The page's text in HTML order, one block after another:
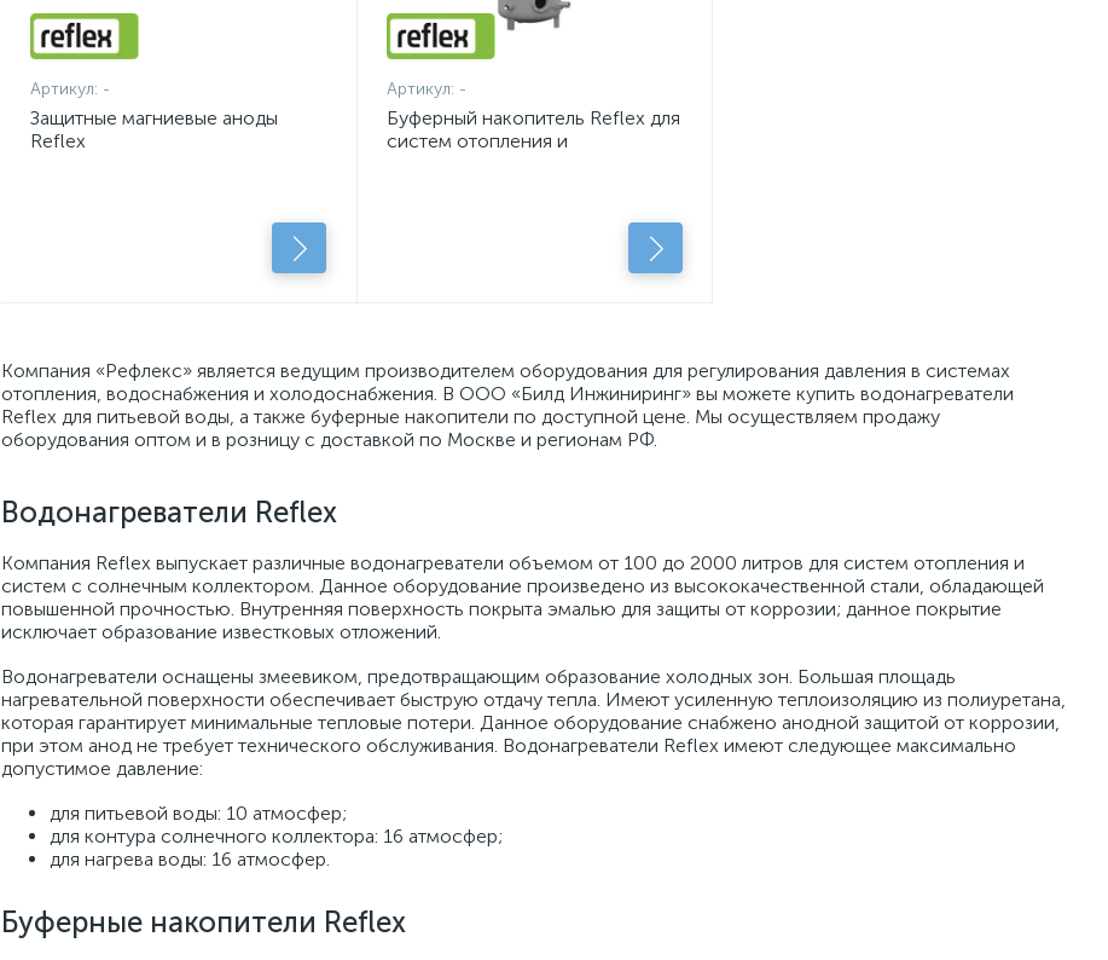
Артикул: -
Защитные магниевые аноды
Reflex
Артикул: -
Буферный накопитель Reflex для
систем отопления и
Компания «Рефлекс» является ведущим производителем оборудования для регулирования давления в системах
отопления, водоснабжения и холодоснабжения. В ООО «Билд Инжиниринг» вы можете купить водонагреватели
Reflex для питьевой воды, а также буферные накопители по доступной цене. Мы осуществляем продажу
оборудования оптом и в розницу с доставкой по Москве и регионам РФ.
Водонагреватели Reflex
Компания Reflex выпускает различные водонагреватели объемом от 100 до 2000 литров для систем отопления и
систем с солнечным коллектором. Данное оборудование произведено из высококачественной стали, обладающей
повышенной прочностью. Внутренняя поверхность покрыта эмалью для защиты от коррозии; данное покрытие
исключает образование известковых отложений.
Водонагреватели оснащены змеевиком, предотвращающим образование холодных зон. Большая площадь
нагревательной поверхности обеспечивает быструю отдачу тепла. Имеют усиленную теплоизоляцию из полиуретана,
которая гарантирует минимальные тепловые потери. Данное оборудование снабжено анодной защитой от коррозии,
при этом анод не требует технического обслуживания. Водонагреватели Reflex имеют следующее максимально
допустимое давление:
для питьевой воды: 10 атмосфер;
для контура солнечного коллектора: 16 атмосфер;
для нагрева воды: 16 атмосфер.
Буферные накопители Reflex